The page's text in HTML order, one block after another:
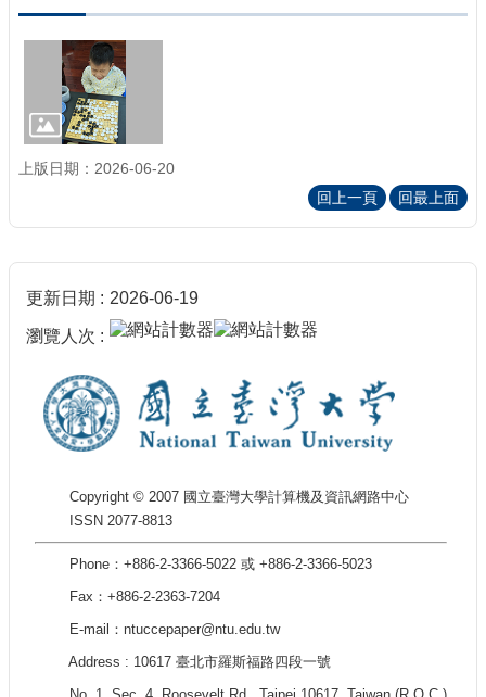
上版日期：2026-06-20
回上一頁
回最上面
更新日期 2026-06-19
瀏覽人次
Copyright © 2007 國立臺灣大學計算機及資訊網路中心
ISSN 2077-8813
Phone：+886-2-3366-5022 或 +886-2-3366-5023
Fax：+886-2-2363-7204
E-mail：ntuccepaper@ntu.edu.tw
Address : 10617 臺北市羅斯福路四段一號